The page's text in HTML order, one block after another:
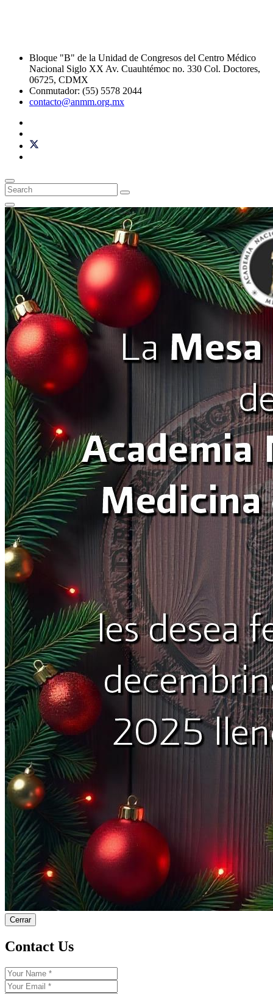
Bloque "B" de la Unidad de Congresos del Centro Médico
Nacional Siglo XX Av. Cuauhtémoc no. 330 Col. Doctores,
06725, CDMX
Conmutador: (55) 5578 2044
contacto@anmm.org.mx
Cerrar
Contact Us